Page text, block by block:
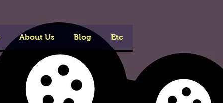
About Us Blog Etc